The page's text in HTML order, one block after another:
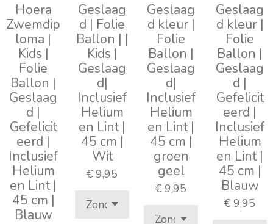
Hoera
Zwemdip
loma |
Kids |
Folie
Ballon |
Geslaag
d |
Gefelicit
eerd |
Inclusief
Helium
en Lint |
45 cm |
Blauw
Geslaag
d | Folie
Ballon | |
Kids |
Geslaag
d|
Inclusief
Helium
en Lint |
45 cm |
Wit
€ 9,95
Geslaag
d kleur |
Folie
Ballon |
Geslaag
d|
Inclusief
Helium
en Lint |
45 cm |
groen
geel
€ 9,95
Geslaag
d kleur |
Folie
Ballon |
Geslaag
d |
Gefelicit
eerd |
Inclusief
Helium
en Lint |
45 cm |
Blauw
€ 9,95